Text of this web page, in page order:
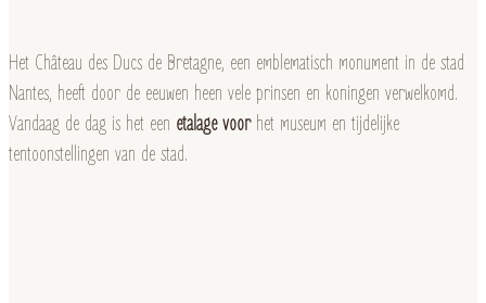
Het Château des Ducs de Bretagne, een emblematisch monument in de stad
Nantes, heeft door de eeuwen heen vele prinsen en koningen verwelkomd.
Vandaag de dag is het een etalage voorhet museum en tijdelijke
tentoonstellingen van de stad.